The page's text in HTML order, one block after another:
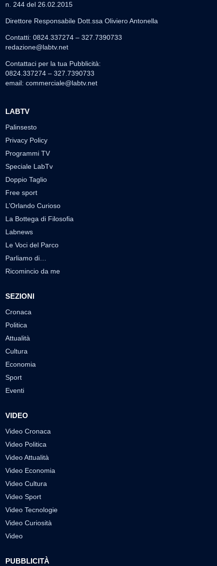
n. 244 del 26.02.2015
Direttore Responsabile Dott.ssa Oliviero Antonella
Contatti: 0824.337274 – 327.7390733
redazione@labtv.net
Contattaci per la tua Pubblicità:
0824.337274 – 327.7390733
email: commerciale@labtv.net
LABTV
Palinsesto
Privacy Policy
Programmi TV
Speciale LabTv
Doppio Taglio
Free sport
L’Orlando Curioso
La Bottega di Filosofia
Labnews
Le Voci del Parco
Parliamo di…
Ricomincio da me
SEZIONI
Cronaca
Politica
Attualità
Cultura
Economia
Sport
Eventi
VIDEO
Video Cronaca
Video Politica
Video Attualità
Video Economia
Video Cultura
Video Sport
Video Tecnologie
Video Curiosità
Video
PUBBLICITÀ